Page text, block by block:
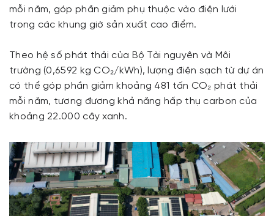
mỗi năm, góp phần giảm phụ thuộc vào điện lưới
trong các khung giờ sản xuất cao điểm.
Theo hệ số phát thải của Bộ Tài nguyên và Môi
trường (0,6592 kg CO₂/kWh), lượng điện sạch từ dự án
có thể góp phần giảm khoảng 481 tấn CO₂ phát thải
mỗi năm, tương đương khả năng hấp thụ carbon của
khoảng 22.000 cây xanh.